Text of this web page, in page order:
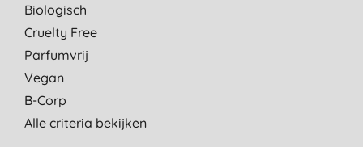
Biologisch
Cruelty Free
Parfumvrij
Vegan
B-Corp
Alle criteria bekijken